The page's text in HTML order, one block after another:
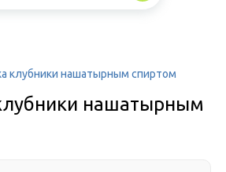
клубники нашатырным спиртом
нашатырным